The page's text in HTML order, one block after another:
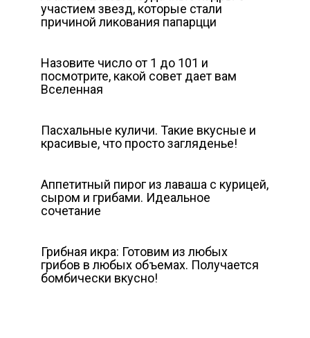
участием звезд, которые стали
причиной ликования папарцци
Назовите число от 1 до 101 и
посмотрите, какой совет дает вам
Вселенная
Пасхальные куличи. Такие вкусные и
красивые, что просто загляденье!
Аппетитный пирог из лаваша с курицей,
сыром и грибами. Идеальное
сочетание
Грибная икра: Готовим из любых
грибов в любых объемах. Получается
бомбически вкусно!